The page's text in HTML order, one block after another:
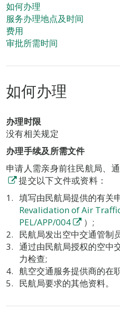
如何办理
服务办理地点及时间
费用
审批所需时间
如何办理
办理时限
没有相关规定
办理手续及所需文件
申请人需亲身前往民航局、
提交以下文件或资料：
填写由民航局提供的有关
Revalidation of Air
PEL/APP/004
）;
民航局发出空中交通管制
通过由民航局授权的空中
力检查;
航空交通服务提供商的在
民航局要求的其他资料。